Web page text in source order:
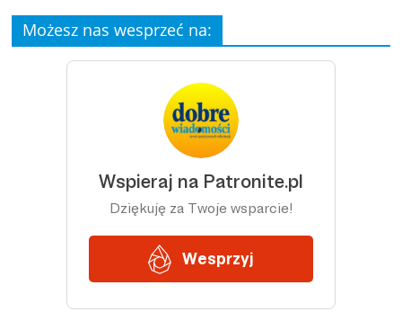
Możesz nas wesprzeć na: